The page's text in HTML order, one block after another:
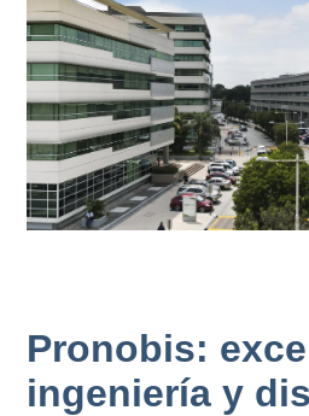
Pronobis:
ingeniería y